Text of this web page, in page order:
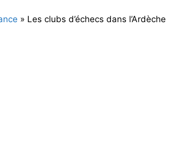
» Les clubs d’échecs dans l’Ardèche